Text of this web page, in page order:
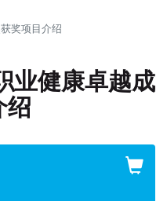
奖项目介绍
业健康卓越成
绍